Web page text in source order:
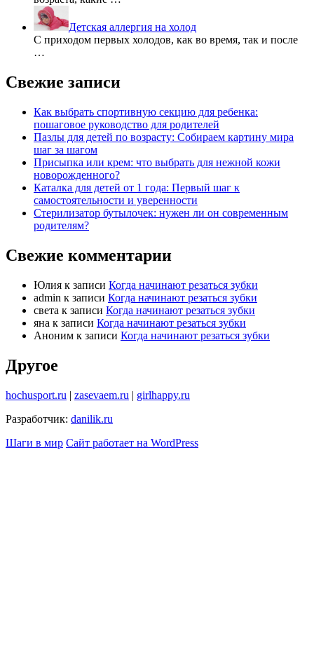
Детская аллергия на холод
С приходом первых холодов, как во время, так и после
…
Свежие записи
Как выбрать спортивную секцию для ребенка:
пошаговое руководство для родителей
Пазлы для детей по возрасту: Собираем картину мира
шаг за шагом
Присыпка или крем: что выбрать для нежной кожи
новорожденного?
Каталка для детей от 1 года: Первый шаг к
самостоятельности и уверенности
Стерилизатор бутылочек: нужен ли он современным
родителям?
Свежие комментарии
Юлия к записи Когда начинают резаться зубки
admin к записи Когда начинают резаться зубки
света к записи Когда начинают резаться зубки
яна к записи Когда начинают резаться зубки
Аноним к записи Когда начинают резаться зубки
Другое
hochusport.ru | zasevaem.ru | girlhappy.ru
Разработчик: danilik.ru
Шаги в мир Сайт работает на WordPress